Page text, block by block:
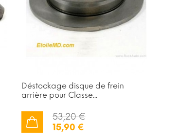
Déstockage disque de frein
arrière pour Classe...
53,20 €
15,90 €